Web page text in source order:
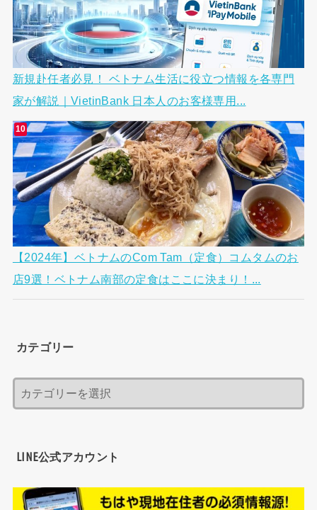
新規赴任者必見！ ベトナム生活に役立つ情報を各専門
家が解説｜VietinBank 日本人のお客様専用...
【2024年】ベトナムのCom Tam（定食）コムタムのお
店9選！ベトナム南部の定食はここに決まり！...
カテゴリー
LINE公式アカウント